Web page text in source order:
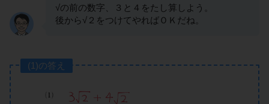
√の前の数字、３と４をたし算しよう。
後から√２をつけてやればＯＫだね。
(1)の答え